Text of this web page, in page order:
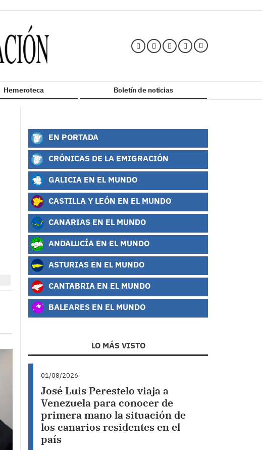
Hemeroteca Boletín de noticias
EN PORTADA
CRÓNICAS DE LA EMIGRACIÓN
GALICIA EN EL MUNDO
CASTILLA Y LEÓN EN EL MUNDO
CANARIAS EN EL MUNDO
ANDALUCÍA EN EL MUNDO
ASTURIAS EN EL MUNDO
CANTABRIA EN EL MUNDO
BALEARES EN EL MUNDO
LO MÁS VISTO
01/08/2026
José Luis Perestelo viaja a
Venezuela para conocer de
primera mano la situación de
los canarios residentes en el
país